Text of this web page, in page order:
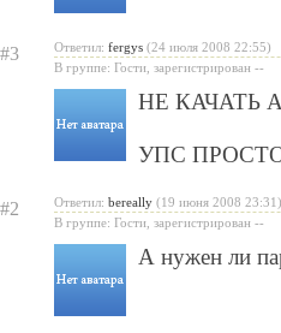
#3 Ответил: fergys (24 июля 2008 22:55)
В группе: Гости, зарегистрирован --
НЕ КАЧАТЬ
УПС ПРОСТО
#2 Ответил: bereally (19 июня 2008 23:31)
В группе: Гости, зарегистрирован --
А нужен ли